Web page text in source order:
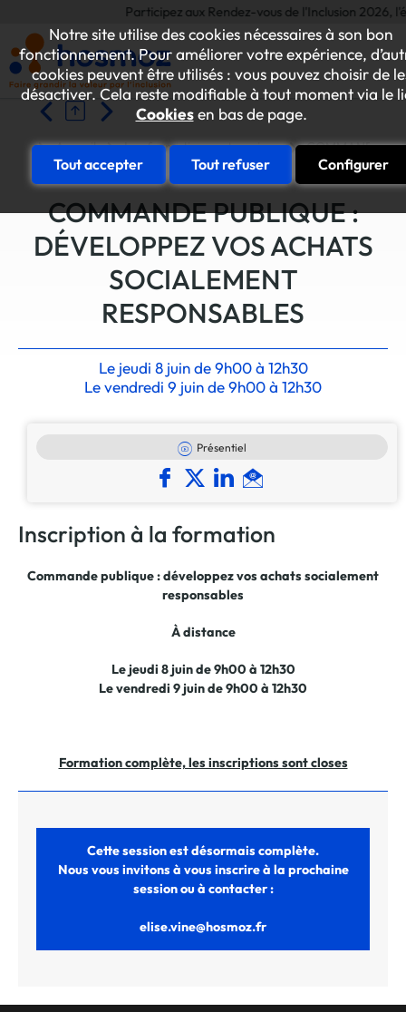
Notre site utilise des cookies nécessaires à son bon
fonctionnement. Pour améliorer votre expérience,
cookies peuvent être utilisés : vous pouvez choisir de
désactiver. Cela reste modifiable à tout moment via le
Cookiesen bas de page.
Tout accepter Tout refuser Configurer
Participez aux Rendez-vous de l'Inclusion 2026,
Accueil Les formations entreprises COMMANDE
COMMANDE PUBLIQUE :
DÉVELOPPEZ VOS ACHATS
SOCIALEMENT
RESPONSABLES
Le jeudi 8 juin de 9h00 à 12h30
Le vendredi 9 juin de 9h00 à 12h30
Présentiel
Inscription à la formation
Commande publique : développez vos achats socialement
responsables
À distance
Le jeudi 8 juin de 9h00 à 12h30
Le vendredi 9 juin de 9h00 à 12h30
Formation complète, les inscriptions sont closes
Cette session est désormais complète.
Nous vous invitons à vous inscrire à la prochaine
session ou à contacter :
elise.vine@hosmoz.fr